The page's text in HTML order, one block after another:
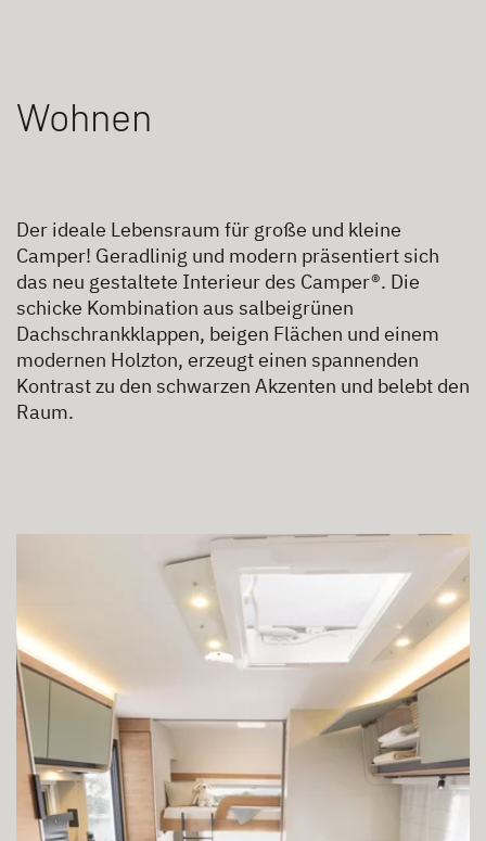
Wohnen
Der ideale Lebensraum für große und kleine
Camper! Geradlinig und modern präsentiert sich
das neu gestaltete Interieur des Camper®. Die
schicke Kombination aus salbeigrünen
Dachschrankklappen, beigen Flächen und einem
modernen Holzton, erzeugt einen spannenden
Kontrast zu den schwarzen Akzenten und belebt den
Raum.